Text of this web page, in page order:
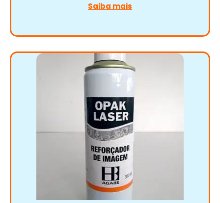
Saiba mais